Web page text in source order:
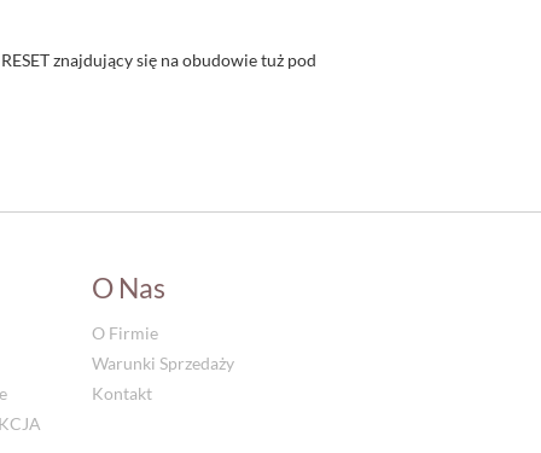
znajdujący się na obudowie tuż pod
O Nas
O Firmie
Warunki Sprzedaży
Kontakt